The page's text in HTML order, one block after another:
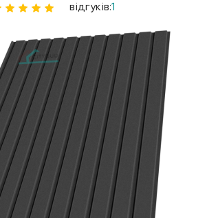
відгуків:1